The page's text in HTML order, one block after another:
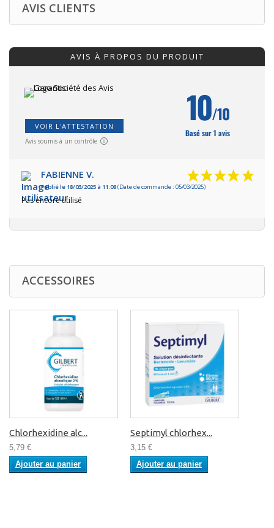
AVIS CLIENTS
AVIS À PROPOS DU PRODUIT
VOIR L'ATTESTATION
Avis soumis à un contrôle
10/10
Basé sur 1 avis
FABIENNE V.
Publié le 18/03/2025 à 11:08(Date de commande : 05/03/2025)
Pas encore utilisé
ACCESSOIRES
Chlorhexidine alc...
5,79 €
Ajouter au panier
Septimyl chlorhex...
3,15 €
Ajouter au panier